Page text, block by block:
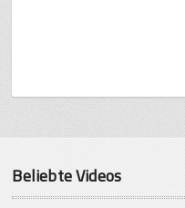
Beliebte Videos